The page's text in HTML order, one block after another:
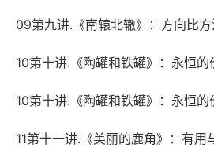
09第九讲.《南辕北辙》：方向比
10第十讲.《陶罐和铁罐》：永恒
10第十讲.《陶罐和铁罐》：永恒
11第十一讲.《美丽的鹿角》：有用